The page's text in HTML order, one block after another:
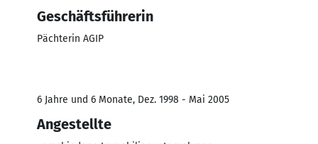
Geschäftsführerin
Pächterin AGIP
6 Jahre und 6 Monate, Dez. 1998 - Mai 2005
Angestellte